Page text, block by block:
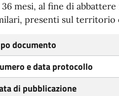
36 mesi, al fine di
presenti sul
documento
e data protocollo
di pubblicazione